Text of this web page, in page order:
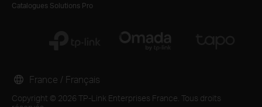
Catalogues Solutions Pro
Copyright © 2026 TP-Link Enterprises France. Tous droits
France / Français